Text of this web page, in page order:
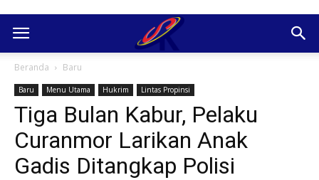
Beranda Baru
Baru Menu Utama Hukrim Lintas Propinsi
Tiga Bulan Kabur, Pelaku
Curanmor Larikan Anak
Gadis Ditangkap Polisi